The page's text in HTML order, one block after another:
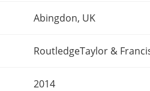
Abingdon, UK
RoutledgeTaylor &
2014